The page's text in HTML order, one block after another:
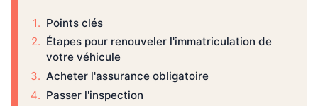
Points clés
Étapes pour renouveler l'immatriculation de
votre véhicule
Acheter l'assurance obligatoire
Passer l'inspection